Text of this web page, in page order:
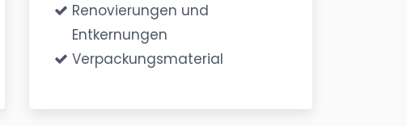
Renovierungen und
Entkernungen
Verpackungsmaterial